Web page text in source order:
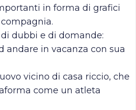
in forma di grafici
dubbi e di domande:
andare in vacanza con sua
vicino di casa riccio, che
come un atleta